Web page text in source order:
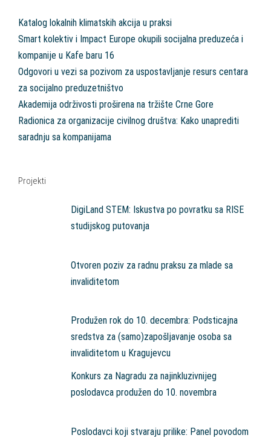
Katalog lokalnih klimatskih akcija u praksi
Smart kolektiv i Impact Europe okupili socijalna preduzeća i
kompanije u Kafe baru 16
Odgovori u vezi sa pozivom za uspostavljanje resurs centara
za socijalno preduzetništvo
Akademija održivosti proširena na tržište Crne Gore
Radionica za organizacije civilnog društva: Kako unaprediti
saradnju sa kompanijama
Projekti
DigiLand STEM: Iskustva po povratku sa RISE
studijskog putovanja
Otvoren poziv za radnu praksu za mlade sa
invaliditetom
Produžen rok do 10. decembra: Podsticajna
sredstva za (samo)zapošljavanje osoba sa
invaliditetom u Kragujevcu
Konkurs za Nagradu za najinkluzivnijeg
poslodavca produžen do 10. novembra
Poslodavci koji stvaraju prilike: Panel povodom